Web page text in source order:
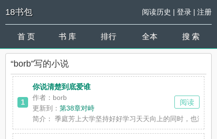
18书包 阅读历史 | 登录| 注册
首 页 书 库 排行 全本 搜 索
“borb”写的小说
1
你说清楚到底爱谁
作者：borb
更新到：第38章对峙
简介：
季庭芳上大学坚持好好学习天天向上的同时，也没忘
阅读